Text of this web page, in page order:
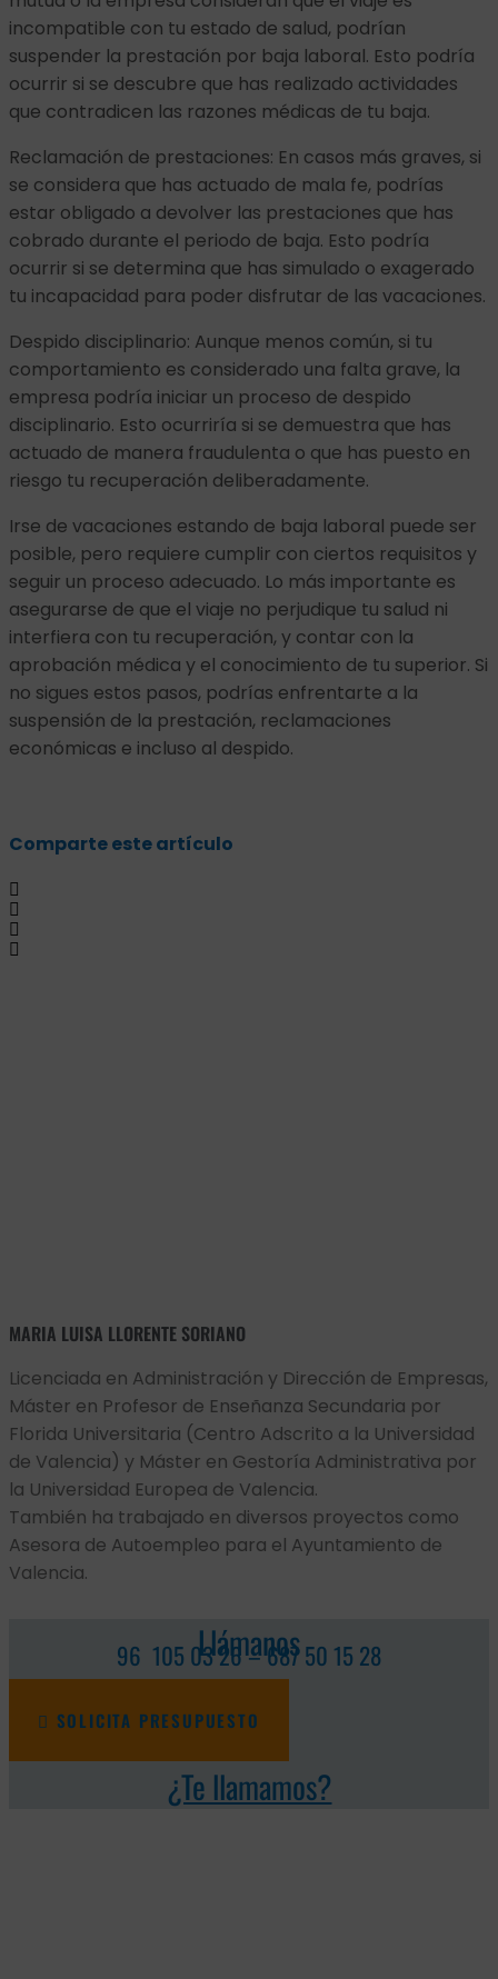
incompatible con tu estado de salud, podrían
suspender la prestación por baja laboral. Esto podría
ocurrir si se descubre que has realizado actividades
que contradicen las razones médicas de tu baja.
Reclamación de prestaciones: En casos más graves, si
se considera que has actuado de mala fe, podrías
estar obligado a devolver las prestaciones que has
cobrado durante el periodo de baja. Esto podría
ocurrir si se determina que has simulado o exagerado
tu incapacidad para poder disfrutar de las vacaciones.
Despido disciplinario: Aunque menos común, si tu
comportamiento es considerado una falta grave, la
empresa podría iniciar un proceso de despido
disciplinario. Esto ocurriría si se demuestra que has
actuado de manera fraudulenta o que has puesto en
riesgo tu recuperación deliberadamente.
Irse de vacaciones estando de baja laboral puede ser
posible, pero requiere cumplir con ciertos requisitos y
seguir un proceso adecuado. Lo más importante es
asegurarse de que el viaje no perjudique tu salud ni
interfiera con tu recuperación, y contar con la
aprobación médica y el conocimiento de tu superior. Si
no sigues estos pasos, podrías enfrentarte a la
suspensión de la prestación, reclamaciones
económicas e incluso al despido.
Comparte este artículo
MARIA LUISA LLORENTE SORIANO
Licenciada en Administración y Dirección de Empresas,
Máster en Profesor de Enseñanza Secundaria por
Florida Universitaria (Centro Adscrito a la Universidad
de Valencia) y Máster en Gestoría Administrativa por
la Universidad Europea de Valencia.
También ha trabajado en diversos proyectos como
Asesora de Autoempleo para el Ayuntamiento de
Valencia.
Llámanos
96 105 03 26 – 687 50 15 28
SOLICITA PRESUPUESTO
¿Te llamamos?